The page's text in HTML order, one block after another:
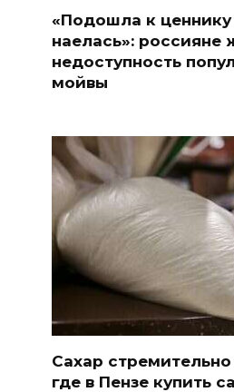
«Подошла к ценнику
наелась»: россияне
недоступность
мойвы
Сахар
где в Пензе купить